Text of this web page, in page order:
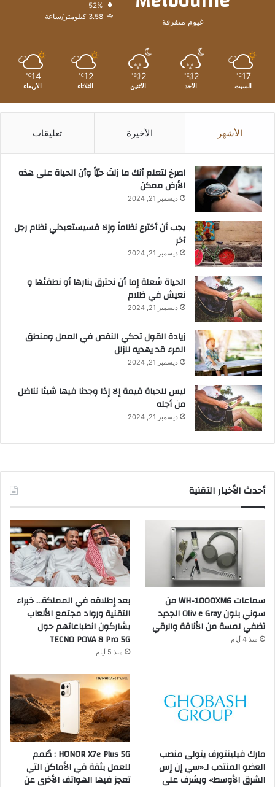
غيوم متفرقة
52%
3.58 كيلومتر/ساعة
17
℃
السبت
12
℃
الأحد
12
℃
الأثنين
12
℃
الثلاثاء
14
℃
الأربعاء
الأشهر الأخيرة تعليقات
‫اصرخ لتعلم أنك ما زلتَ حيّاً وأن الحياة على هذه
الأرض ممكن
ديسمبر 21, 2024
يجب أن أخترع نظاماً وإلا فسيستعبدني نظام رجل
آخر
ديسمبر 21, 2024
الحياة شعلة إما أن نحترق بنارها أو نطفئها و
نعيش في ظلام
ديسمبر 21, 2024
زيادة القول تحكي النقص في العمل ومنطق
المرء قد يهديه للزلل
ديسمبر 21, 2024
ليس للحياة قيمة إلا إذا وجدنا فيها شيئا نناضل
من أجله
ديسمبر 21, 2024
أحدث الأخبار التقنية
سماعات WH-1000XM6 من
سوني بلون Oliv e Gray الجديد
تضفي لمسة من الأناقة والرقي
منذ 4 أيام
بعد إطلاقه في المملكة… خبراء
التقنية ورواد مجتمع الألعاب
يشاركون انطباعاتهم حول
TECNO POVA 8 Pro 5G
منذ 5 أيام
مارك فيلينتورف يتولى منصب
العضو المنتدب لـ«سي إن إس
الشرق الأوسط» ويشرف على
HONOR X7e Plus 5G : صُمم
للعمل بثقة في الأماكن التي
تعجز فيها الهواتف الأخرى عن